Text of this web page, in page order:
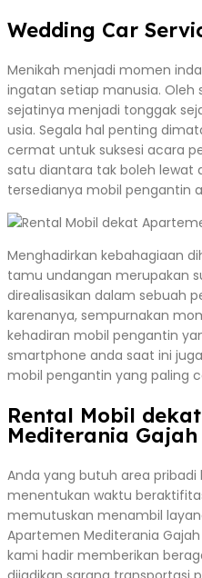
Wedding Car
Menikah menjadi momen
ingatan setiap manusia. Oleh
sejatinya menjadi tonggak
usia. Segala hal penting
cermat untuk suksesi acara
satu diantara tak boleh lewat
tersedianya mobil pengantin
Menghadirkan kebahagiaan
tamu undangan merupakan
direalisasikan dalam sebuah
karenanya, sempurnakan
kehadiran mobil pengantin
smartphone anda saat ini
mobil pengantin yang paling
Rental Mobil
Mediterania
Anda yang butuh area pribadi
menentukan waktu
memutuskan menambil
Apartemen Mediterania
kami hadir memberikan